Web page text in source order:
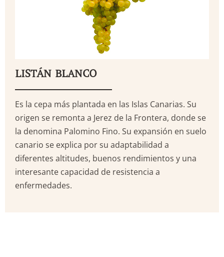
LISTÁN BLANCO
Es la cepa más plantada en las Islas Canarias. Su
origen se remonta a Jerez de la Frontera, donde se
la denomina Palomino Fino. Su expansión en suelo
canario se explica por su adaptabilidad a
diferentes altitudes, buenos rendimientos y una
interesante capacidad de resistencia a
enfermedades.